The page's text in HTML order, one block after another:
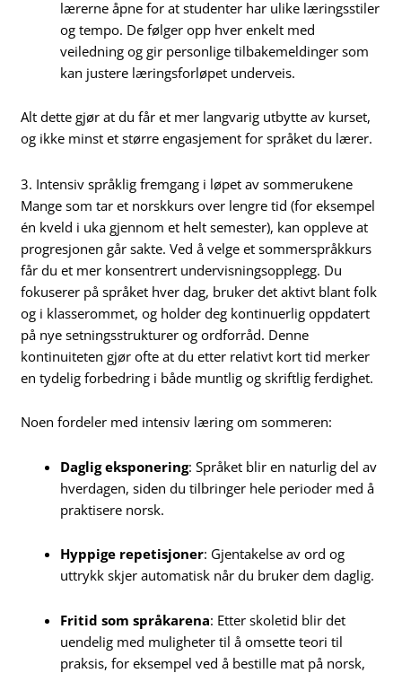
lærerne åpne for at studenter har ulike læringsstiler
og tempo. De følger opp hver enkelt med
veiledning og gir personlige tilbakemeldinger som
kan justere læringsforløpet underveis.
Alt dette gjør at du får et mer langvarig utbytte av kurset,
og ikke minst et større engasjement for språket du lærer.
3. Intensiv språklig fremgang i løpet av sommerukene
Mange som tar et norskkurs over lengre tid (for eksempel
én kveld i uka gjennom et helt semester), kan oppleve at
progresjonen går sakte. Ved å velge et sommerspråkkurs
får du et mer konsentrert undervisningsopplegg. Du
fokuserer på språket hver dag, bruker det aktivt blant folk
og i klasserommet, og holder deg kontinuerlig oppdatert
på nye setningsstrukturer og ordforråd. Denne
kontinuiteten gjør ofte at du etter relativt kort tid merker
en tydelig forbedring i både muntlig og skriftlig ferdighet.
Noen fordeler med intensiv læring om sommeren:
Daglig eksponering: Språket blir en naturlig del av
hverdagen, siden du tilbringer hele perioder med å
praktisere norsk.
Hyppige repetisjoner: Gjentakelse av ord og
uttrykk skjer automatisk når du bruker dem daglig.
Fritid som språkarena: Etter skoletid blir det
uendelig med muligheter til å omsette teori til
praksis, for eksempel ved å bestille mat på norsk,